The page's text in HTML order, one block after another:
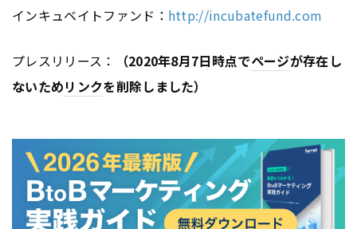
インキュベイトファンド： http://incubatefund.com
プレスリリース： （2020年8月7日時点でページが存在し
ないためリンクを削除しました）